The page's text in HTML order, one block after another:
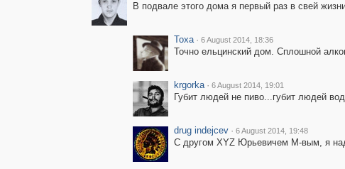
В подвале этого дома я первый раз в свей
Toxa · 6 August 2014, 18:36
Точно ельцинский дом. Сплошной
krgorka · 6 August 2014, 19:01
Губит людей не пиво...губит людей
drug indejcev · 6 August 2014, 19:48
С другом XYZ Юрьевичем М-вым, я